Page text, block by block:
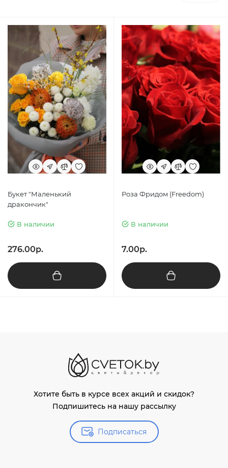
Букет "Маленький
дракончик"
В наличии
276.00р.
Роза Фридом (Freedom)
В наличии
7.00р.
Хотите быть в курсе всех акций и скидок?
Подпишитесь на нашу рассылку
Подписаться